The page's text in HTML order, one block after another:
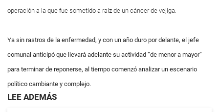
operación a la que fue sometido a raíz de un cáncer de vejiga.
Ya sin rastros de la enfermedad, y con un año duro por delante, el jefe
comunal anticipó que llevará adelante su actividad “de menor a mayor”
para terminar de reponerse, al tiempo comenzó analizar un escenario
político cambiante y complejo.
LEE ADEMÁS